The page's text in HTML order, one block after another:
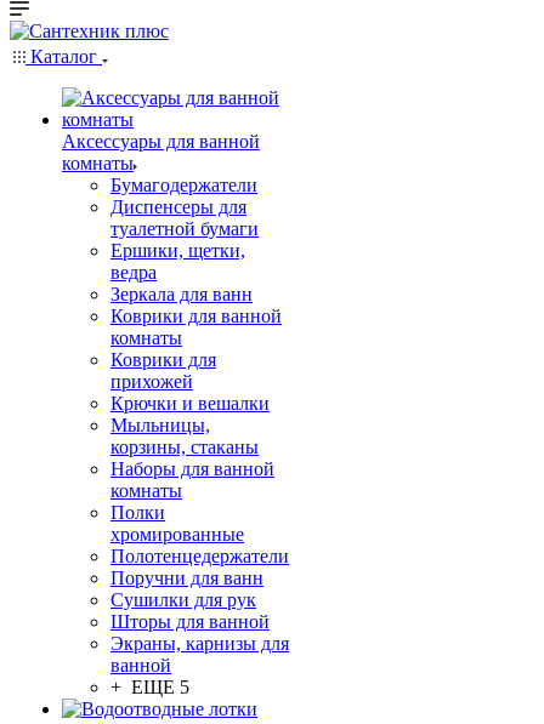
Каталог
Аксессуары для ванной
комнаты
Бумагодержатели
Диспенсеры для
туалетной бумаги
Ершики, щетки,
ведра
Зеркала для ванн
Коврики для ванной
комнаты
Коврики для
прихожей
Крючки и вешалки
Мыльницы,
корзины, стаканы
Наборы для ванной
комнаты
Полки
хромированные
Полотенцедержатели
Поручни для ванн
Сушилки для рук
Шторы для ванной
Экраны, карнизы для
ванной
+ ЕЩЕ 5